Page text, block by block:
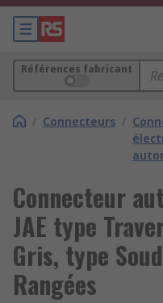
Références fabricant
/ Connecteurs /
Connecteur
JAE type
Gris, type
Rangées